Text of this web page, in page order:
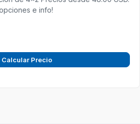
e info!
Calcular Precio